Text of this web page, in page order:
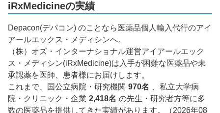
iRxMedicineの実績
Depacon(デパコン) のことなら医薬品個人輸入代行のアイ
アールエックス・メディシンへ。
（株）オズ・インターナショナル運営アイアールエック
ス・メディシン(iRxMedicine)は入手が困難な医薬品や未
承認薬を医師、患者様にお届けします。
これまで、国公立病院・研究機関 970名
、私立大学病
院・クリニック・企業 2,418名 の先生・研究者方等に多
数の医薬品を提供してきた実績があります。（2026年08